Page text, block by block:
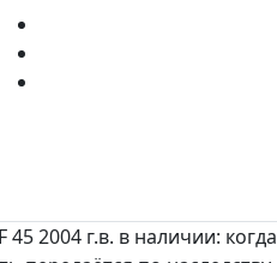
45 2004 г.в. в наличии: когда